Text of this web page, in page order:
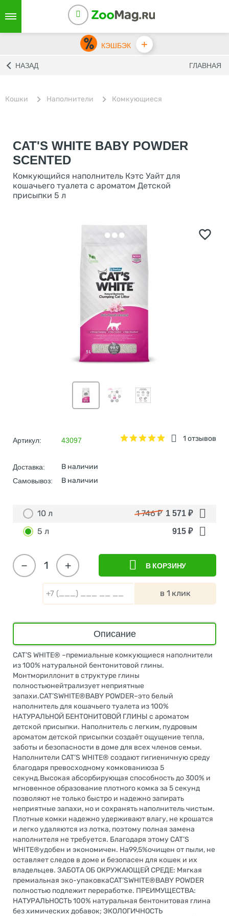
КЭШБЭК +
НАЗАД ГЛАВНАЯ
Кошки Наполнители Комкующиеся
CAT'S WHITE BABY POWDER
SCENTED
Комкующийся наполнитель Кэтс Уайт для
кошачьего туалета с ароматом Детской
присыпки 5 л
1 отзывов
Артикул: 43097
Доставка: В наличии
Самовывоз: В наличии
10 л 1 746₽ 1 571 ₽
5 л 915 ₽
+
− В КОРЗИНУ
в 1 клик
Описание
CAT’S WHITE® –премиальные комкующиеся наполнители
из 100% натуральной бентонитовой глины.
Монтмориллонит в структуре глины
полностьюнейтрализует неприятные
запахи.CAT’SWHITE®BABY POWDER–это белый
наполнитель для кошачьего туалета из 100%
НАТУРАЛЬНОЙ БЕНТОНИТОВОЙ ГЛИНЫ с ароматом
детской присыпки. Наполнитель с легким, пудровым
ароматом детской присыпки создаёт ощущение тепла,
заботы и безопасности в доме для всех членов семьи.
Наполнители CAT’S WHITE® создают гигиеничную среду
благодаря превосходному комкованиюза 5
секунд.Высокая абсорбирующая способность до 300% и
мгновенное образование плотного комка за 5 секунд
позволяют не только быстро и надежно запирать
неприятные запахи, но и сохранять наполнитель чистым.
Плотные комки надежно удерживают влагу, не крошатся
и легко удаляются из лотка, поэтому полная замена
наполнителя не требуется. Благодаря этому CAT’S
WHITE®удобен и экономичен. На99,5%очищен от пыли, не
оставляет следов в доме и безопасен для кошек и их
владельцев. ЗАБОТА ОБ ОКРУЖАЮЩЕЙ СРЕДЕ: Мягкая
премиальная эко-упаковкаCAT’SWHITE®BABY POWDER
полностью подлежит переработке. ПРЕИМУЩЕСТВА:
НАТУРАЛЬНОСТЬ 100% натуральная бентонитовая глина
без химических добавок; ЭКОЛОГИЧНОСТЬ